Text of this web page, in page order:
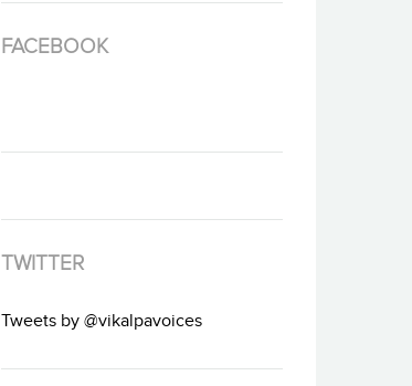
FACEBOOK
TWITTER
Tweets by @vikalpavoices